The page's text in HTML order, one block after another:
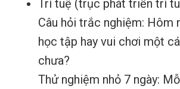
Trí tuệ (trục phát triển trí
Câu hỏi trắc nghiệm: Hôm
học tập hay vui chơi một
chưa?
Thử nghiệm nhỏ 7 ngày: